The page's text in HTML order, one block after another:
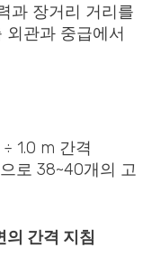
과 장거리 거리를
관과 중급에서
1.0 m 간격
로 38~40개의 고
간격 지침